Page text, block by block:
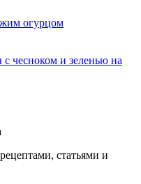
огурцом
чесноком и зеленью на
статьями и